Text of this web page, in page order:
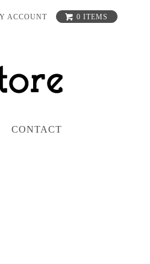
ACCOUNT 0 ITEMS
CONTACT